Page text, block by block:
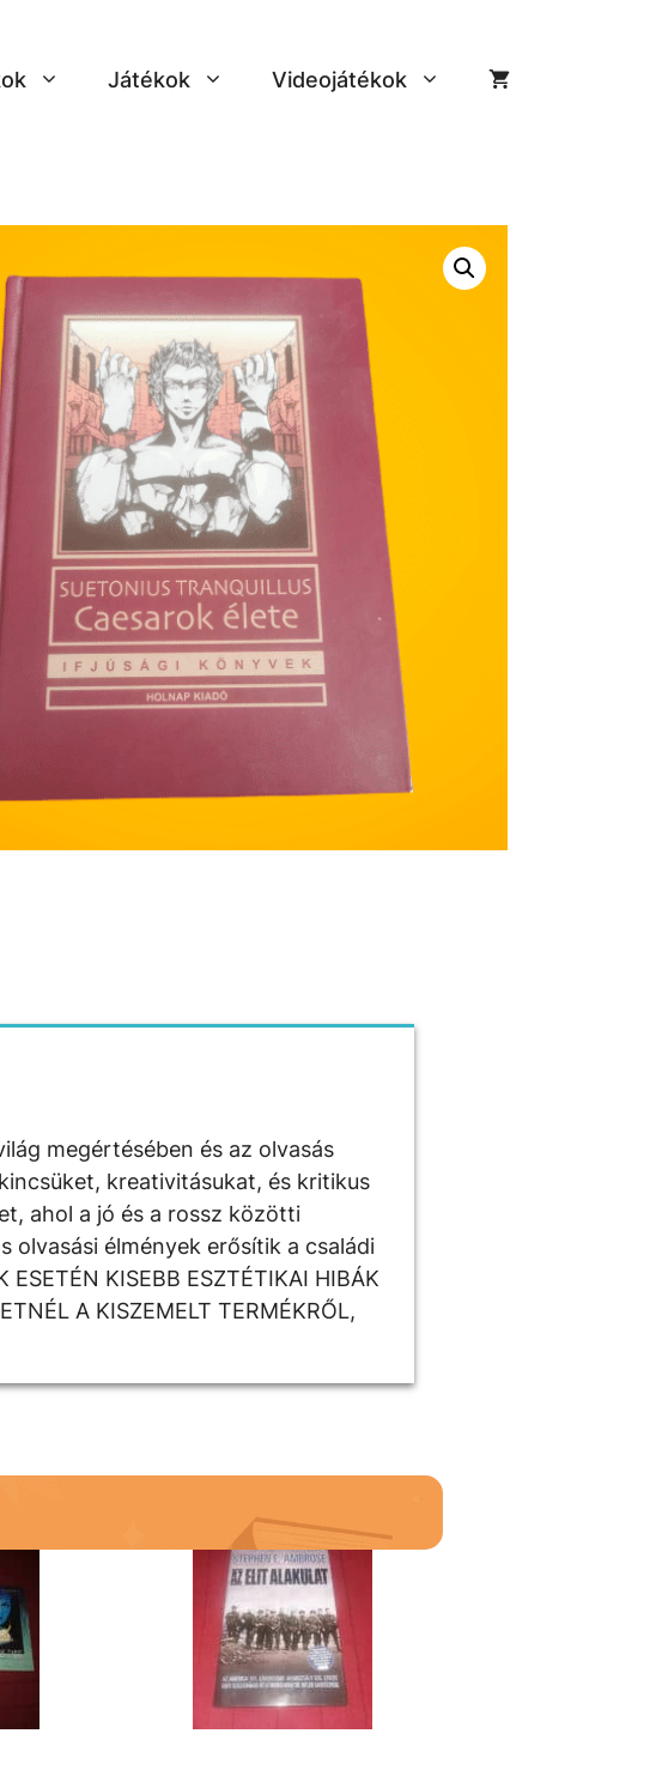
Játékok Videojátékok
megértésében és az olvasás
kreativitásukat, és kritikus
ahol a jó és a rossz közötti
olvasási élmények erősítik a családi
KISEBB ESZTÉTIKAI HIBÁK
A KISZEMELT TERMÉKRŐL,